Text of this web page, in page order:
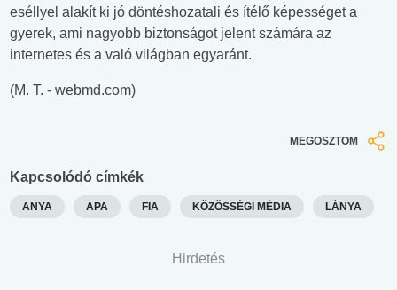
eséllyel alakít ki jó döntéshozatali és ítélő képességet a
gyerek, ami nagyobb biztonságot jelent számára az
internetes és a való világban egyaránt.
(M. T. - webmd.com)
MEGOSZTOM
Kapcsolódó címkék
ANYA APA FIA KÖZÖSSÉGI MÉDIA LÁNYA
Hirdetés